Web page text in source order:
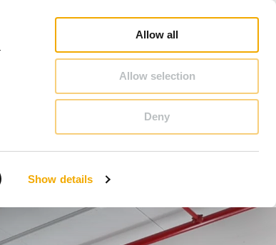
Show details
Allow all
Allow selection
Deny
Danimarca
Lituania
Romania